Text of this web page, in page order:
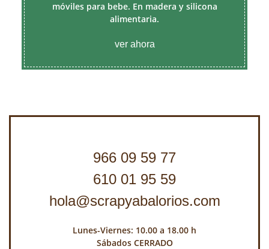
móviles para bebe. En madera y silicona
alimentaria.
ver ahora
966 09 59 77
610 01 95 59
hola@scrapyabalorios.com
Lunes-Viernes: 10.00 a 18.00 h
Sábados CERRADO